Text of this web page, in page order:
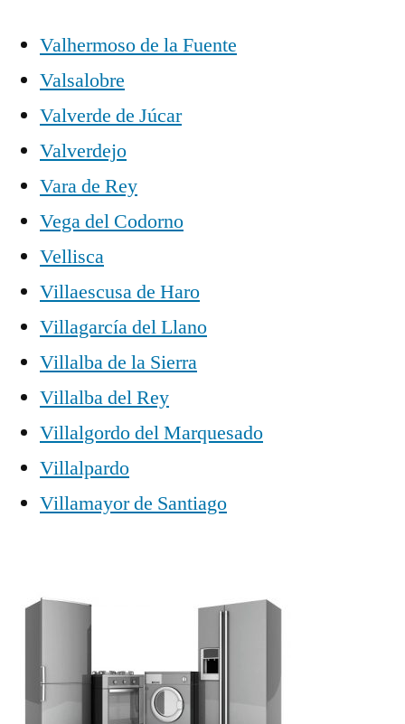
Valhermoso de la Fuente
Valsalobre
Valverde de Júcar
Valverdejo
Vara de Rey
Vega del Codorno
Vellisca
Villaescusa de Haro
Villagarcía del Llano
Villalba de la Sierra
Villalba del Rey
Villalgordo del Marquesado
Villalpardo
Villamayor de Santiago